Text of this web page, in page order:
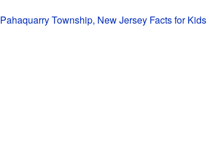
Pahaquarry Township, New Jersey Facts for Kids